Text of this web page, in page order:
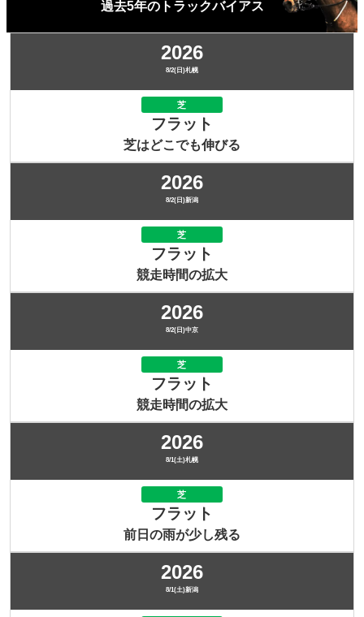
過去5年のトラックバイアス
2026
8/2(日)札幌
芝
フラット
芝はどこでも伸びる
2026
8/2(日)新潟
芝
フラット
競走時間の拡大
2026
8/2(日)中京
芝
フラット
競走時間の拡大
2026
8/1(土)札幌
芝
フラット
前日の雨が少し残る
2026
8/1(土)新潟